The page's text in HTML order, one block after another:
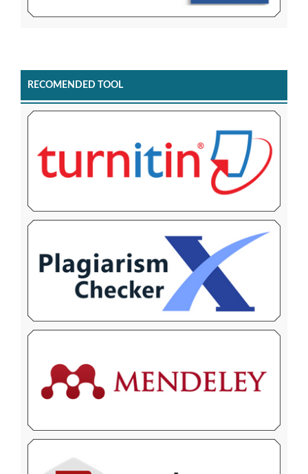
RECOMENDED TOOL